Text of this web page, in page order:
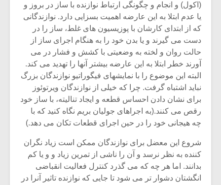
(اکول) و انجام و چگونگی ارتباط نوازنده با ساز در بروز و
یا عدم ابتلا به این عارضه اهمیت بسزایی دارد. نوازندگانی
که از ابتدای کارشان با پوزیسیون های غلط، ساز را در
دست می گیرند و یا بدن خود را به هنگام اجرای ساز از
حالت روان و لخته به وضعیتی با کشش و فشار در می
آورند خطر ابتلا به این عارضه بیشتر آنها را تهدید می کند.
البته این موضوع را با نمایشهای فیگوراتیو نوازندگان بزرگ
نباید اشتباه گرفت. چرا که خیلی از نوازندگان ویرتوئوز
برای نشان دادن احساس قطعه و ایجاد تنالیته، با ساز خود
رقص می کنند.(به اجراهای جولیان بریم نگاه کنید که با
چه هیجانی خود را در حین اجرای قطعات تکان می دهد.)
شروع این معضل برای نوازندگان ممکن است زیاد نگران
کننده به نظر نرسد و آن را ناشی از تمرین زیاد و و یا کم
بدانند. اما هر چه که می گذرد کنترل فعالیت انقباضی
انگشتان دشوار تر می شود تا جایی که نوازنده تاثیر آنرا در